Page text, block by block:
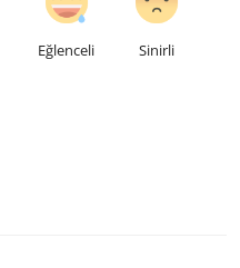
Eğlenceli Sinirli